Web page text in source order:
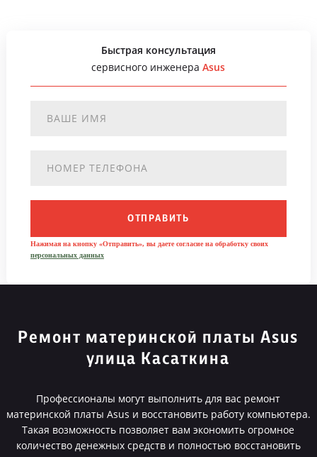
Быстрая консультация
сервисного инженераAsus
ОТПРАВИТЬ
Нажимая на кнопку «Отправить», вы даете согласие на обработку своих
персональных данных
Ремонт материнской платы Asus
улица Касаткина
Профессионалы могут выполнить для вас ремонт
материнской платы Asus и восстановить работу компьютера.
Такая возможность позволяет вам экономить огромное
количество денежных средств и полностью восстановить